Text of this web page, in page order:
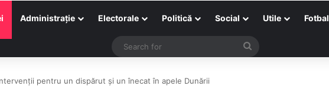
Administraţie Electorale Politică Social Utile Fotbal
Search
pentru un dispărut și un înecat în apele Dunării